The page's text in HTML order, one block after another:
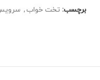
برچسب: تخت خواب ,